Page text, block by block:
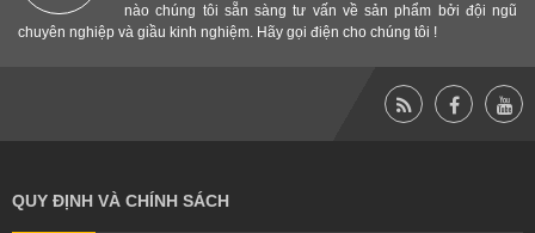
nào chúng tôi sẵn sàng tư vấn về sản phẩm bởi đội ngũ
chuyên nghiệp và giầu kinh nghiệm. Hãy gọi điện cho chúng tôi !
QUY ĐỊNH VÀ CHÍNH SÁCH